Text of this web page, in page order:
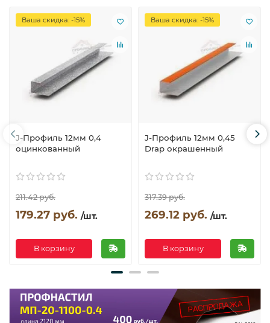
Ваша скидка: -15%
J-Профиль 12мм 0,4
оцинкованный
211.42 руб.
179.27 руб. /шт.
В корзину
Ваша скидка: -15%
J-Профиль 12мм 0,45
Drap окрашенный
317.39 руб.
269.12 руб. /шт.
В корзину